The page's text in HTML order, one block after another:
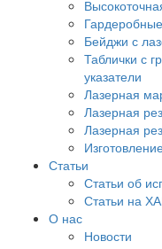
Бейджи с
Таблички с
указатели
Лазерная
Лазерная
Лазерная
Статьи
Статьи об
Статьи на
О нас
Новости